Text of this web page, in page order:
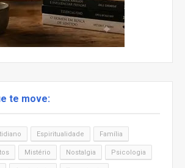
te move:
Espiritualidade Família
Mistério Nostalgia Psicologia